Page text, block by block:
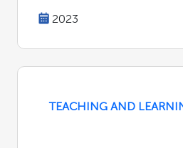
2023
TEACHING AND